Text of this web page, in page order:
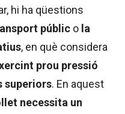
hi ha qüestions
públic o la
, en què considera
prou pressió
superiors. En aquest
necessita un